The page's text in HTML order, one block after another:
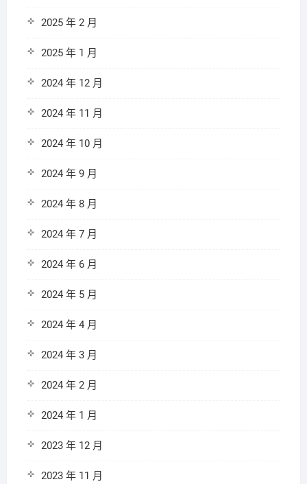
2025 年 2 月
2025 年 1 月
2024 年 12 月
2024 年 11 月
2024 年 10 月
2024 年 9 月
2024 年 8 月
2024 年 7 月
2024 年 6 月
2024 年 5 月
2024 年 4 月
2024 年 3 月
2024 年 2 月
2024 年 1 月
2023 年 12 月
2023 年 11 月